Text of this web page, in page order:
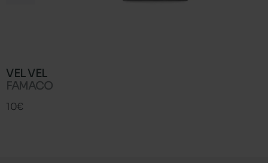
VEL VEL
FAMACO
10€